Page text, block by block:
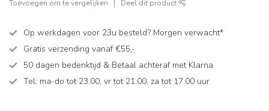
Toevoegen om te vergelijken Deel dit product
Op werkdagen voor 23u besteld? Morgen verwacht*
Gratis verzending vanaf €55,-
50 dagen bedenktijd & Betaal achteraf met Klarna
Tel: ma-do tot 23.00, vr tot 21.00, za tot 17.00 uur